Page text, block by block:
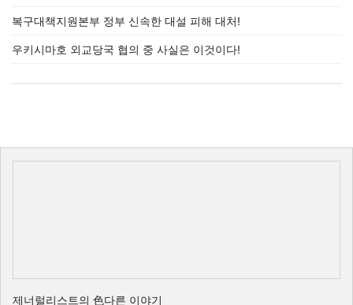
복구대책지원본부 정부 신속한 대설 피해 대처!
우키시마호 외교당국 협의 중 사실은 이것이다!
제너럴리스트의 色다른 이야기